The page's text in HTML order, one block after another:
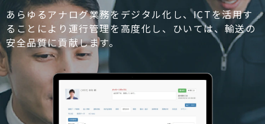
自動点呼
遠隔点呼
お役立ちサイト
あらゆるアナログ業務をデジタル化し、ICTを活用す
ることにより運行管理を高度化し、ひいては、輸送の
安全品質に貢献します。